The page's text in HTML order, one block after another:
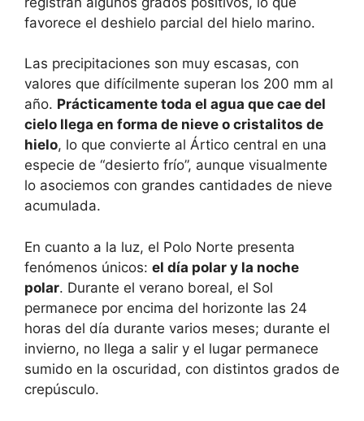
favorece el deshielo parcial del hielo marino.
Las precipitaciones son muy escasas, con
valores que difícilmente superan los 200 mm al
año. Prácticamente toda el agua que cae del
cielo llega en forma de nieve o cristalitos de
hielo, lo que convierte al Ártico central en una
especie de “desierto frío”, aunque visualmente
lo asociemos con grandes cantidades de nieve
acumulada.
En cuanto a la luz, el Polo Norte presenta
fenómenos únicos: el día polar y la noche
polar. Durante el verano boreal, el Sol
permanece por encima del horizonte las 24
horas del día durante varios meses; durante el
invierno, no llega a salir y el lugar permanece
sumido en la oscuridad, con distintos grados de
crepúsculo.